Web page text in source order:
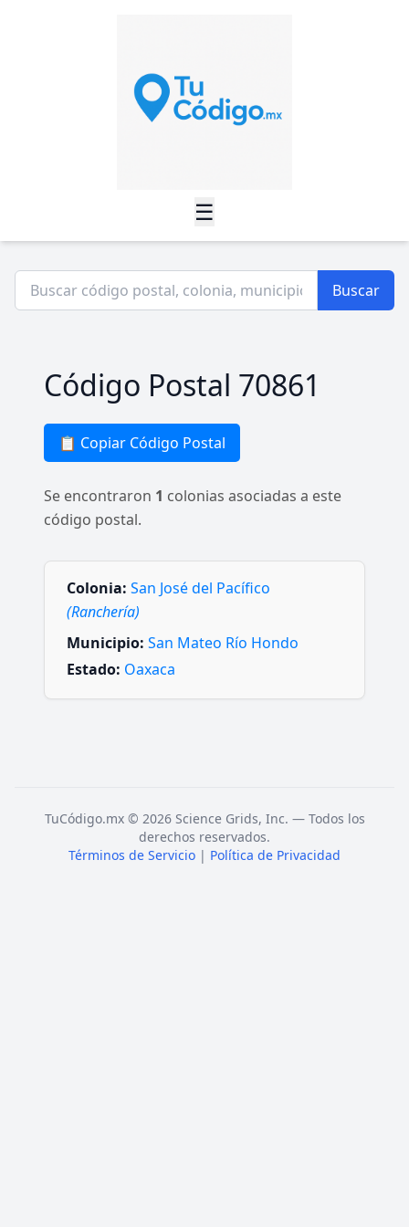
☰
Buscar
Código Postal 70861
📋 Copiar Código Postal
Se encontraron 1 colonias asociadas a este
código postal.
Colonia: San José del Pacífico
(Ranchería)
Municipio: San Mateo Río Hondo
Estado: Oaxaca
TuCódigo.mx © 2026 Science Grids, Inc. — Todos los
derechos reservados.
Términos de Servicio | Política de Privacidad